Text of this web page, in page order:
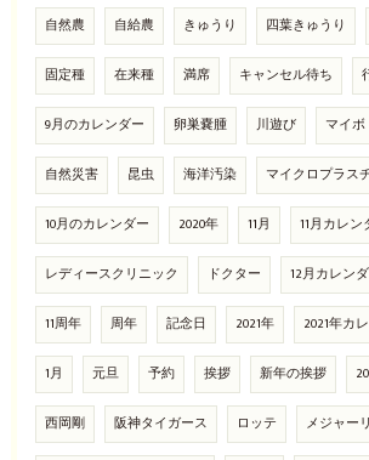
自然農 自給農 きゅうり 四葉きゅうり
固定種 在来種 満席 キャンセル待ち
9月のカレンダー 卵巣嚢腫 川遊び マイ
自然災害 昆虫 海洋汚染 マイクロプラス
10月のカレンダー 2020年 11月 11月カレン
レディースクリニック ドクター 12月カレン
11周年 周年 記念日 2021年 2021年カ
1月 元旦 予約 挨拶 新年の挨拶
西岡剛 阪神タイガース ロッテ メジャー